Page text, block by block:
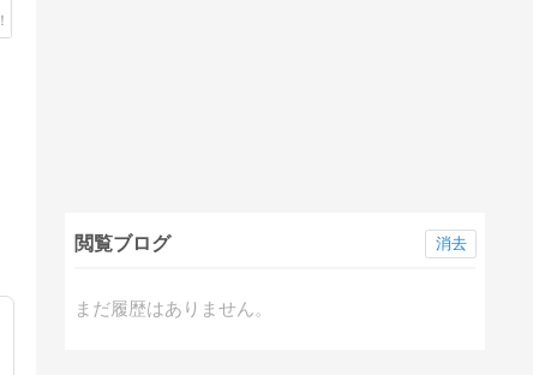
閲覧ブログ
まだ履歴はありません。
消去